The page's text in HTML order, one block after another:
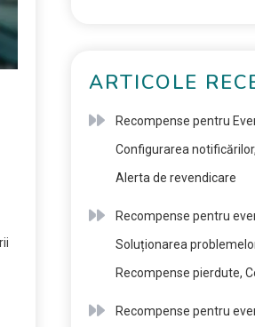
ARTICOLE
Recompense pentru
Configurarea
Alerta de revendicare
Recompense pentru
Soluționarea
Recompense pierdute,
Recompense pentru